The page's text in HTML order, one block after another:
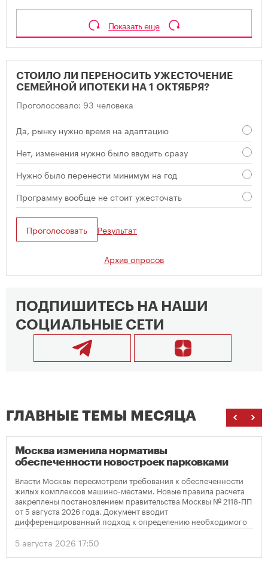
Показать еще
СТОИЛО ЛИ ПЕРЕНОСИТЬ УЖЕСТОЧЕНИЕ
СЕМЕЙНОЙ ИПОТЕКИ НА 1 ОКТЯБРЯ?
Проголосовало: 93 человека
Да, рынку нужно время на адаптацию
Нет, изменения нужно было вводить сразу
Нужно было перенести минимум на год
Программу вообще не стоит ужесточать
Проголосовать Результат
Архив опросов
ПОДПИШИТЕСЬ НА НАШИ
СОЦИАЛЬНЫЕ СЕТИ
ГЛАВНЫЕ ТЕМЫ МЕСЯЦА
Москва изменила нормативы
обеспеченности новостроек парковками
Власти Москвы пересмотрели требования к обеспеченности
жилых комплексов машино-местами. Новые правила расчета
закреплены постановлением правительства Москвы № 2118-ПП
от 5 августа 2026 года. Документ вводит
дифференцированный подход к определению необходимого
количества парковок в зависимости от площади квартир и
устанавливает переходный период для уже согласованных
проектов.
5 августа 2026 17:50